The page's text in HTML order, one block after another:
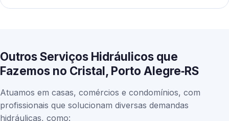
Outros Serviços Hidráulicos que
Fazemos no Cristal, Porto Alegre‑RS
Atuamos em casas, comércios e condomínios, com
profissionais que solucionam diversas demandas
hidráulicas, como: